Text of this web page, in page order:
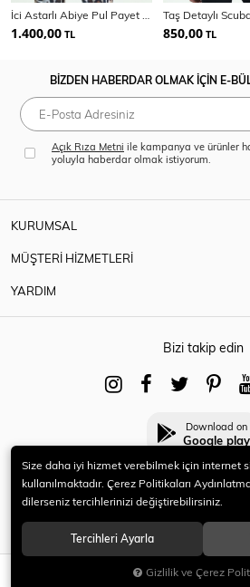
SEPETE EKLE
1.400,00 TL 850,00 TL
BİZDEN HABERDAR OLMAK İÇİN E-
Açık Rıza Metni ile kampanya ve ürünler
yoluyla haberdar olmak istiyorum.
KURUMSAL
MÜŞTERİ HİZMETLERİ
YARDIM
Bizi takip edin
Download on
Google play
© 2021 HERYENİ. Tüm
Size daha iyi hizmet verebilmek için internet
kullanılmaktadır. Çerez Politikaları
dilerseniz tercihlerinizi değiştirebilirsiniz.
Tercihleri Ayarla
Gizlilik ve Çerez